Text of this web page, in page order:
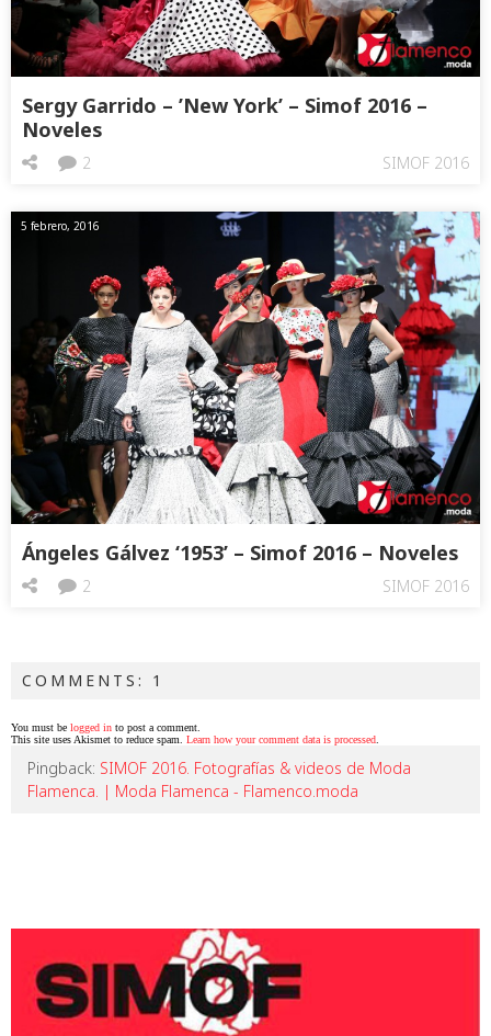
Sergy Garrido – ’New York’ – Simof 2016 –
Noveles
SIMOF 2016
2
5 febrero, 2016
Ángeles Gálvez ‘1953’ – Simof 2016 – Noveles
SIMOF 2016
2
COMMENTS: 1
You must be logged in to post a comment.
This site uses Akismet to reduce spam. Learn how your comment data is processed.
Pingback: SIMOF 2016. Fotografías & videos de Moda
Flamenca. | Moda Flamenca - Flamenco.moda